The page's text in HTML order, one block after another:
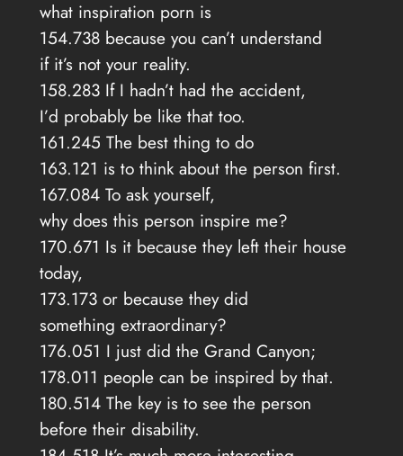
what inspiration porn is
154.738 because you can’t understand
if it’s not your reality.
158.283 If I hadn’t had the accident,
I’d probably be like that too.
161.245 The best thing to do
163.121 is to think about the person first.
167.084 To ask yourself,
why does this person inspire me?
170.671 Is it because they left their house
today,
173.173 or because they did
something extraordinary?
176.051 I just did the Grand Canyon;
178.011 people can be inspired by that.
180.514 The key is to see the person
before their disability.